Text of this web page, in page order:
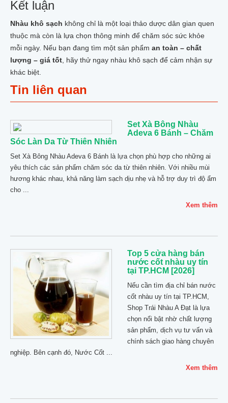
Kết luận
Nhàu khô sạch không chỉ là một loại thảo dược dân gian quen
thuộc mà còn là lựa chọn thông minh để chăm sóc sức khỏe
mỗi ngày. Nếu bạn đang tìm một sản phẩm an toàn – chất
lượng – giá tốt , hãy thử ngay nhàu khô sạch để cảm nhận sự
khác biệt.
Tin liên quan
Set Xà Bông Nhàu
Adeva 6 Bánh – Chăm
Sóc Làn Da Từ Thiên Nhiên
Set Xà Bông Nhàu Adeva 6 Bánh là lựa chọn phù hợp cho những ai
yêu thích các sản phẩm chăm sóc da từ thiên nhiên. Với nhiều mùi
hương khác nhau, khả năng làm sạch dịu nhẹ và hỗ trợ duy trì độ ẩm
cho ...
Xem thêm
Top 5 cửa hàng bán
nước cốt nhàu uy tín
tại TP.HCM [2026]
Nếu cần tìm địa chỉ bán nước
cốt nhàu uy tín tại TP.HCM,
Shop Trái Nhàu A Đạt là lựa
chọn nổi bật nhờ chất lượng
sản phẩm, dịch vụ tư vấn và
chính sách giao hàng chuyên
nghiệp. Bên cạnh đó, Nước Cốt ...
Xem thêm